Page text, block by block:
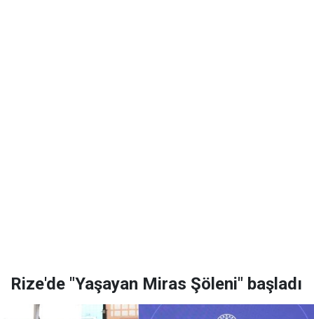
Rize'de "Yaşayan Miras Şöleni" başladı